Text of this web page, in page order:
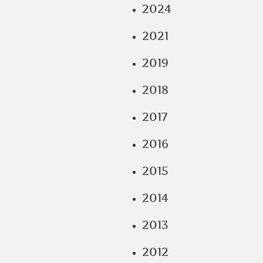
2024
2021
2019
2018
2017
2016
2015
2014
2013
2012